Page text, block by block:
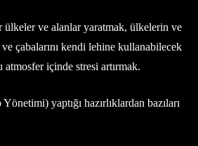
ve alanlar yaratmak, ülkelerin ve
çabalarını kendi lehine kullanabilecek
içinde stresi artırmak.
yaptığı hazırlıklardan bazıları